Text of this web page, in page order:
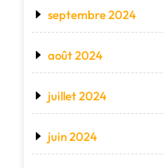
septembre 2024
août 2024
juillet 2024
juin 2024